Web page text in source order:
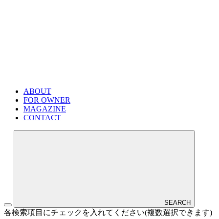
ABOUT
FOR OWNER
MAGAZINE
CONTACT
SEARCH
各検索項目にチェックを入れてください(複数選択できます)